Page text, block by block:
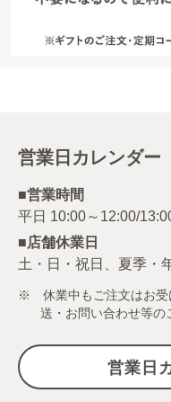
営業日カレンダー
■営業時間
■店舗休業日
土・日・祝日、夏季・
※ 休業中もご注文はお受
送・お問い合わせ等の
営業日